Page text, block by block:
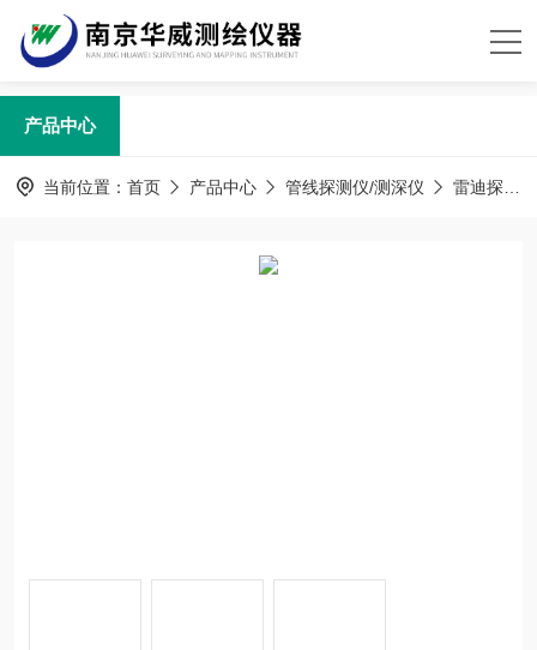
产品中心
当前位置： 首页 产品中心 管线探测仪/测深仪 雷迪探测仪